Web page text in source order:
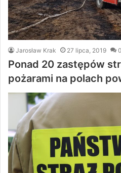
Jarosław Krak 27 lipca, 2019 0
Ponad 20 zastępów
pożarami na polach